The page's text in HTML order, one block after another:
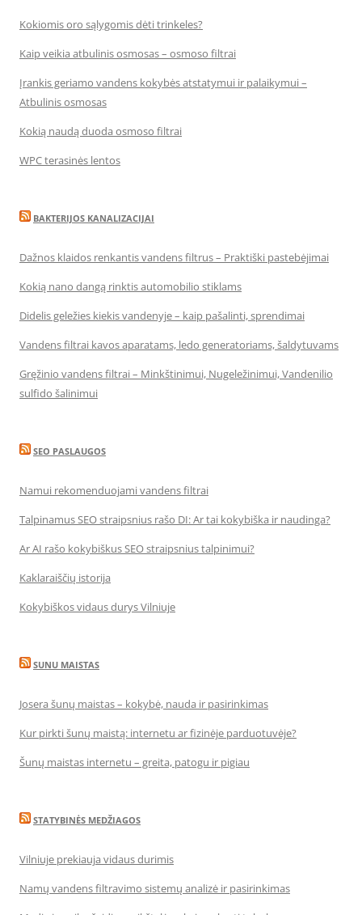
Kokiomis oro sąlygomis dėti trinkeles?
Kaip veikia atbulinis osmosas – osmoso filtrai
Įrankis geriamo vandens kokybės atstatymui ir palaikymui –
Atbulinis osmosas
Kokią naudą duoda osmoso filtrai
WPC terasinės lentos
BAKTERIJOS KANALIZACIJAI
Dažnos klaidos renkantis vandens filtrus – Praktiški pastebėjimai
Kokią nano dangą rinktis automobilio stiklams
Didelis geležies kiekis vandenyje – kaip pašalinti, sprendimai
Vandens filtrai kavos aparatams, ledo generatoriams, šaldytuvams
Gręžinio vandens filtrai – Minkštinimui, Nugeležinimui, Vandenilio
sulfido šalinimui
SEO PASLAUGOS
Namui rekomenduojami vandens filtrai
Talpinamus SEO straipsnius rašo DI: Ar tai kokybiška ir naudinga?
Ar AI rašo kokybiškus SEO straipsnius talpinimui?
Kaklaraiščių istorija
Kokybiškos vidaus durys Vilniuje
SUNU MAISTAS
Josera šunų maistas – kokybė, nauda ir pasirinkimas
Kur pirkti šunų maistą: internetu ar fizinėje parduotuvėje?
Šunų maistas internetu – greita, patogu ir pigiau
STATYBINĖS MEDŽIAGOS
Vilniuje prekiauja vidaus durimis
Namų vandens filtravimo sistemų analizė ir pasirinkimas